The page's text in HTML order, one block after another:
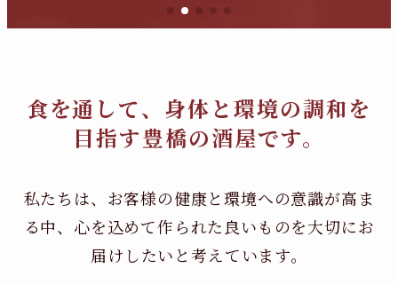
食を通して、身体と環境の調和を
目指す豊橋の酒屋です。
私たちは、お客様の健康と環境への意識が高ま
る中、 心を込めて作られた良いものを大切にお
届けしたいと考えています。